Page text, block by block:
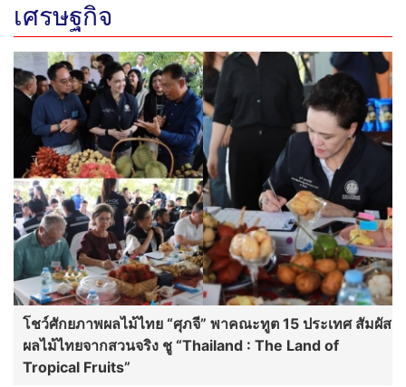
เศรษฐกิจ
โชว์ศักยภาพผลไม้ไทย “ศุภจี” พาคณะทูต 15 ประเทศ สัมผัส
ผลไม้ไทยจากสวนจริง ชู “Thailand : The Land of
Tropical Fruits”